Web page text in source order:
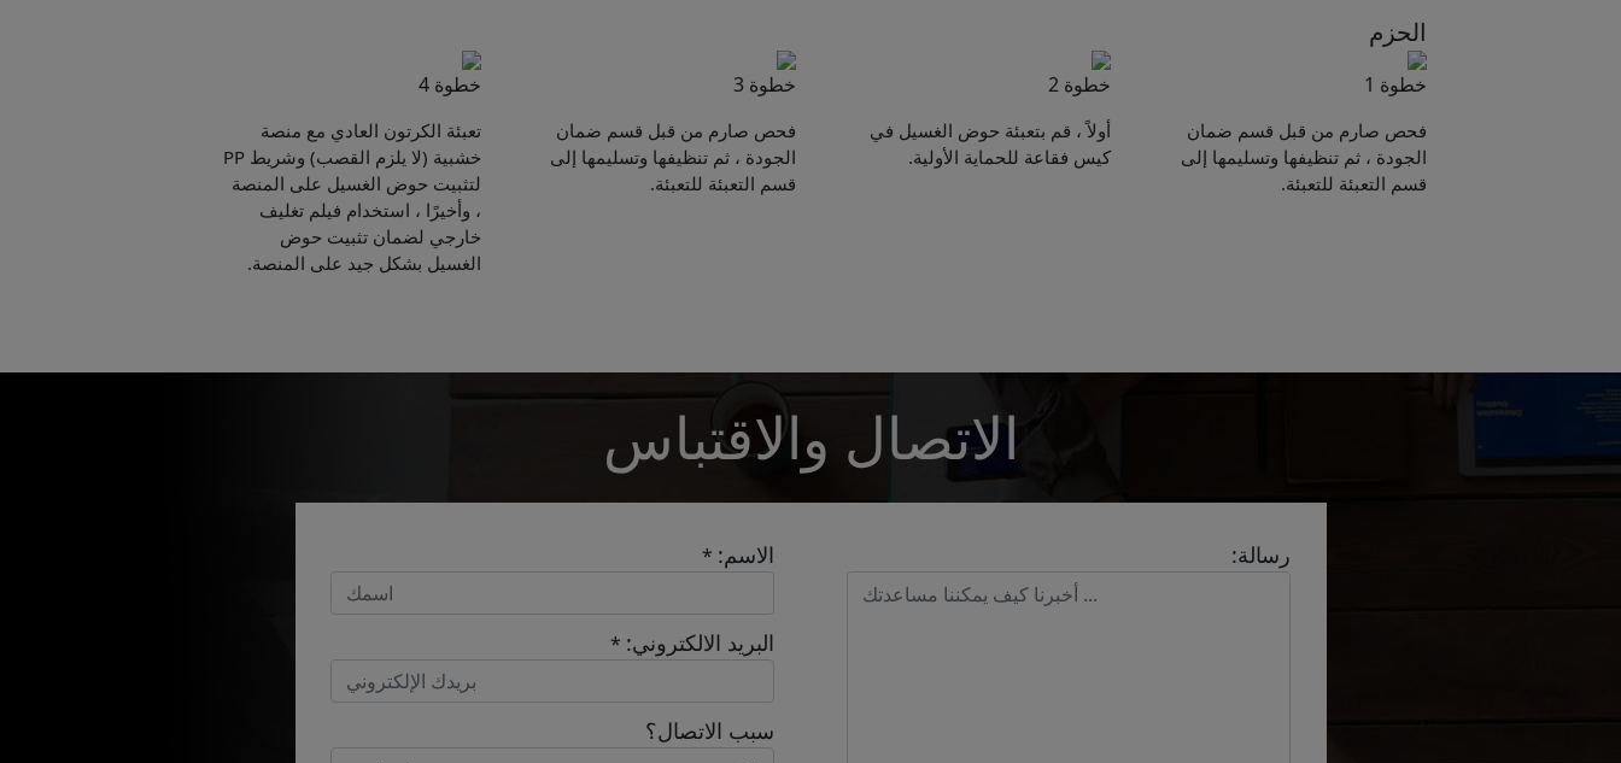
الحزم
خطوة 1
فحص صارم من قبل قسم ضمان
الجودة ، ثم تنظيفها وتسليمها إلى
قسم التعبئة للتعبئة.
خطوة 2
أولاً ، قم بتعبئة حوض الغسيل في
كيس فقاعة للحماية الأولية.
خطوة 3
فحص صارم من قبل قسم ضمان
الجودة ، ثم تنظيفها وتسليمها إلى
قسم التعبئة للتعبئة.
خطوة 4
تعبئة الكرتون العادي مع منصة
خشبية (لا يلزم القصب) وشريط PP
لتثبيت حوض الغسيل على المنصة
، وأخيرًا ، استخدام فيلم تغليف
خارجي لضمان تثبيت حوض
الغسيل بشكل جيد على المنصة.
Get Catalogue
Please leave your contact information,the catalogue will be sent
الاتصال والاقتباس
الاسم: *
البريد الالكتروني: *
سبب الاتصال؟
رسالة: